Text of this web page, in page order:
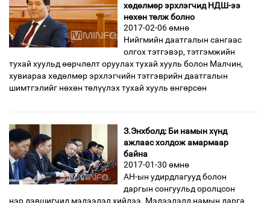
хөдөлмөр эрхлэгчид НДШ-ээ
нөхөн төлж болно
2017-02-06 өмнө
Нийгмийн даатгалын сангаас
олгох тэтгэвэр, тэтгэмжийн
тухай хуульд өөрчлөлт оруулах тухай хууль болон Малчин,
хувиараа хөдөлмөр эрхлэгчийн тэтгэврийн даатгалын
шимтгэлийг нөхөн төлүүлэх тухай хууль өнгөрсөн
З.Энхболд: Би намын хүнд
ажлаас холдож амармаар
байна
2017-01-30 өмнө
АН-ын удирдлагууд болон
даргын сонгуульд оролцсон
нэр дэвшигчид мэдээлэл хийлээ. Мэдээлэлд намын дарга